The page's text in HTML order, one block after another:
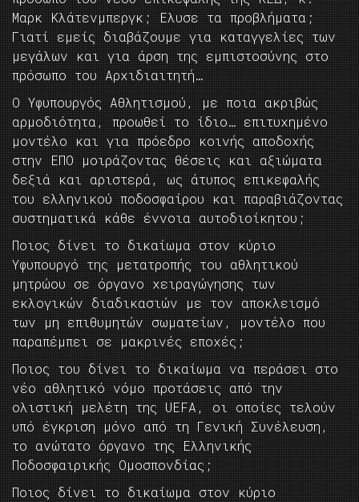
Μαρκ Κλάτενμπεργκ; Ελυσε τα προβλήματα;
Γιατί εμείς διαβάζουμε για καταγγελίες των
μεγάλων και για άρση της εμπιστοσύνης στο
πρόσωπο του Αρχιδιαιτητή…
Ο Υφυπουργός Αθλητισμού, με ποια ακριβώς
αρμοδιότητα, προωθεί το ίδιο… επιτυχημένο
μοντέλο και για πρόεδρο κοινής αποδοχής
στην ΕΠΟ μοιράζοντας θέσεις και αξιώματα
δεξιά και αριστερά, ως άτυπος επικεφαλής
του ελληνικού ποδοσφαίρου και παραβιάζοντας
συστηματικά κάθε έννοια αυτοδιοίκητου;
Ποιος δίνει το δικαίωμα στον κύριο
Υφυπουργό της μετατροπής του αθλητικού
μητρώου σε όργανο χειραγώγησης των
εκλογικών διαδικασιών με τον αποκλεισμό
των μη επιθυμητών σωματείων, μοντέλο που
παραπέμπει σε μακρινές εποχές;
Ποιος του δίνει το δικαίωμα να περάσει στο
νέο αθλητικό νόμο προτάσεις από την
ολιστική μελέτη της UEFA, oι οποίες τελούν
υπό έγκριση μόνο από τη Γενική Συνέλευση,
το ανώτατο όργανο της Ελληνικής
Ποδοσφαιρικής Ομοσπονδίας;
Ποιος δίνει το δικαίωμα στον κύριο